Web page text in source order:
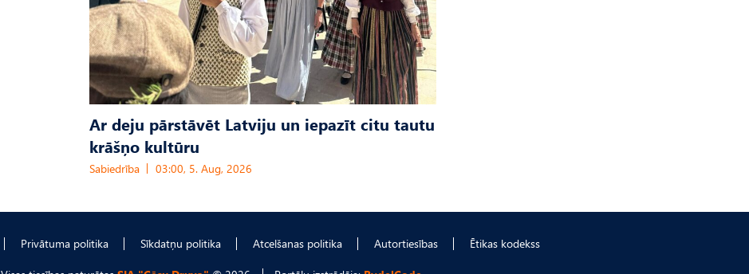
Ar deju pārstāvēt Latviju un iepazīt citu tautu
krāšņo kultūru
Sabiedrība 03:00, 5. Aug, 2026
Privātuma politika Sīkdatņu politika Atcelšanas politika Autortiesības Ētikas kodekss